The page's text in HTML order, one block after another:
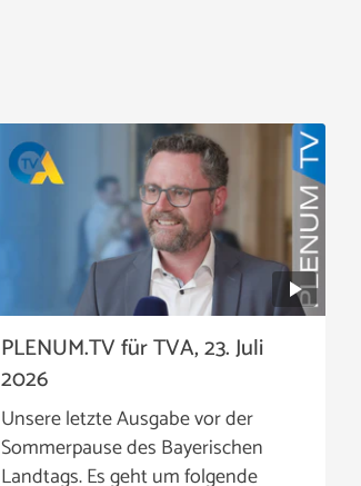
PLENUM.TV für TVA, 23. Juli
2026
Unsere letzte Ausgabe vor der
Sommerpause des Bayerischen
Landtags. Es geht um folgende